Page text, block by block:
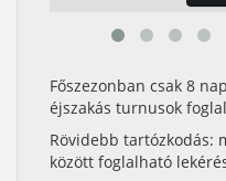
Főszezonban csak 8
éjszakás turnusok
Rövidebb tartózkodás:
között foglalható